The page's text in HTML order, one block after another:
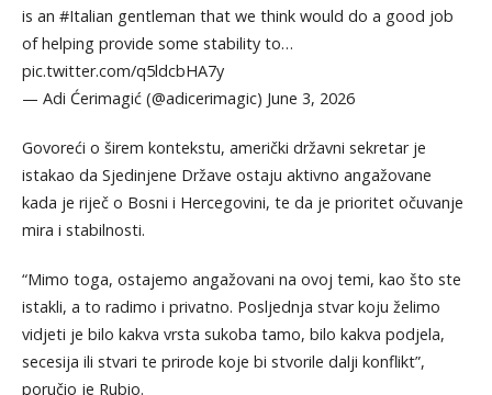
is an #Italian gentleman that we think would do a good job
of helping provide some stability to…
pic.twitter.com/q5ldcbHA7y
— Adi Ćerimagić (@adicerimagic) June 3, 2026
Govoreći o širem kontekstu, američki državni sekretar je
istakao da Sjedinjene Države ostaju aktivno angažovane
kada je riječ o Bosni i Hercegovini, te da je prioritet očuvanje
mira i stabilnosti.
“Mimo toga, ostajemo angažovani na ovoj temi, kao što ste
istakli, a to radimo i privatno. Posljednja stvar koju želimo
vidjeti je bilo kakva vrsta sukoba tamo, bilo kakva podjela,
secesija ili stvari te prirode koje bi stvorile dalji konflikt”,
poručio je Rubio.